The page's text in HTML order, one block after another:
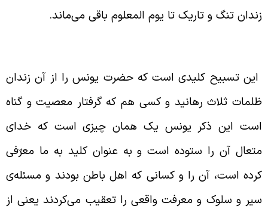
تنگ و تاریک تا یوم المعلوم باقی می‌ماند.
تسبیح کلیدی است که حضرت یونس را از آن زندان
ثلاث رهانید و کسی هم که گرفتار معصیت و گناه
این ذکر یونس یک همان چیزی است که خدای
آن را ستوده است و به عنوان کلید به ما معرّفی
است، آن را و کسانی که اهل باطن بودند و مسئله‌ی
و سلوک و معرفت واقعی را تعقیب می‌کردند یعنی از